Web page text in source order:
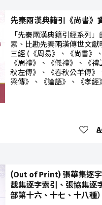
先秦兩漢典籍引《尚書》
「先秦兩漢典籍引經系列
索、比勘先秦兩漢傳世文獻
三經 (《周易》、《尚書》
《周禮》、《儀禮》、《
秋左傳》、《春秋公羊傳》
梁傳》、《論語》、《孝經
(Out of Print) 張華集逐
載集逐字索引、張協集逐
部第十六、十七、十八種）